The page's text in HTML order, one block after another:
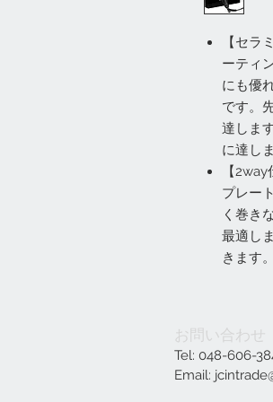
【セラ
ーティ
にも優
です。
達しま
に達し
【
プレー
く巻き
最適し
きます。
お問い合わせ
Tel: 048-606-
Email: